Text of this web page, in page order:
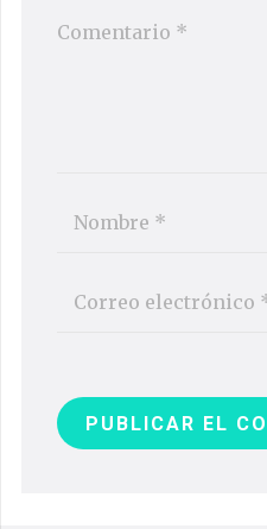
PUBLICAR EL